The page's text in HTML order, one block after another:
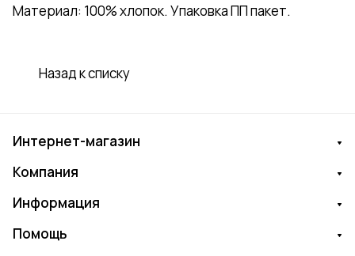
Материал: 100% хлопок. Упаковка ПП пакет.
Назад к списку
Интернет-магазин
Компания
Информация
Помощь